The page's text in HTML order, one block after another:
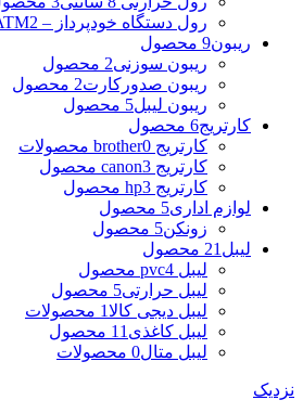
رول دستگاه خودپرداز – ATM 2 محصول
ریبون9 محصول
ریبون سوزنی2 محصول
ریبون صدورکارت2 محصول
ریبون لیبل5 محصول
کارتریج6 محصول
کارتریج brother 0 محصولات
کارتریج canon 3 محصول
کارتریج hp 3 محصول
لوازم اداری5 محصول
زونکن5 محصول
لیبل 21 محصول
لیبل pvc 4 محصول
لیبل حرارتی5 محصول
لیبل دیجی کالا1 محصولات
لیبل کاغذی 11 محصول
لیبل متال0 محصولات
نزدیک